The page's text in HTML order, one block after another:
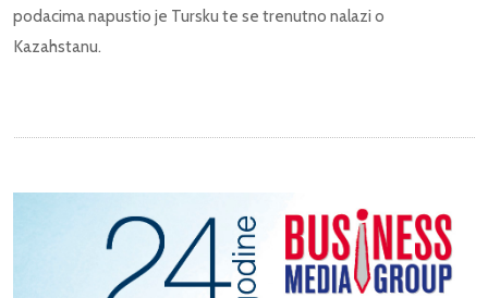
podacima napustio je Tursku te se trenutno nalazi o
Kazahstanu.